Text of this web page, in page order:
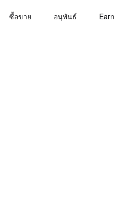
ซื้อขาย อนุพันธ์ Earn